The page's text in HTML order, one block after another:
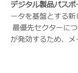
デジタル製品パスポ
ータを基盤とする新
最優先セクターに
が発効するため、